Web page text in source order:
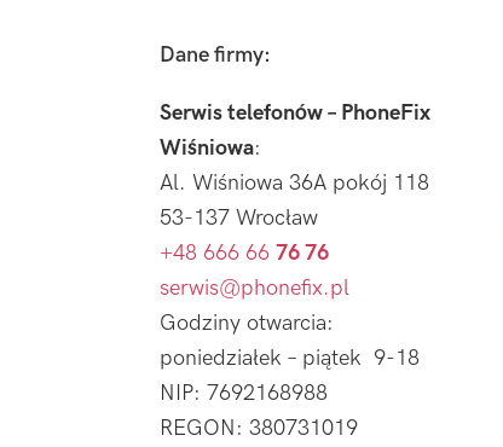
Dane firmy:
Serwis telefonów – PhoneFix
Wiśniowa:
Al. Wiśniowa 36A pokój 118
53-137 Wrocław
+48 666 66 76 76
serwis@phonefix.pl
Godziny otwarcia:
poniedziałek – piątek 9-18
NIP: 7692168988
REGON: 380731019